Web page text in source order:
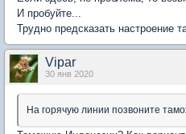
И пробуйте...
Трудно предсказать настроение
Vipar
30 янв 2020
На горячую линии позвоните